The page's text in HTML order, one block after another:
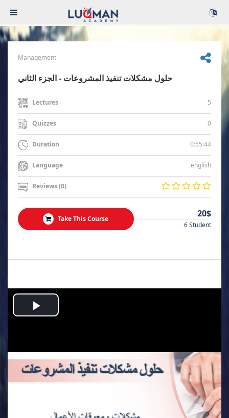
Management
حلول مشكلات تنفيذ المشروعات - الجزء الثاني
Lectures 5
Quizzes 0
Duration 0:55:44
Language english
Reviews (0)
Take This Course 20$
6 Student
.
Play